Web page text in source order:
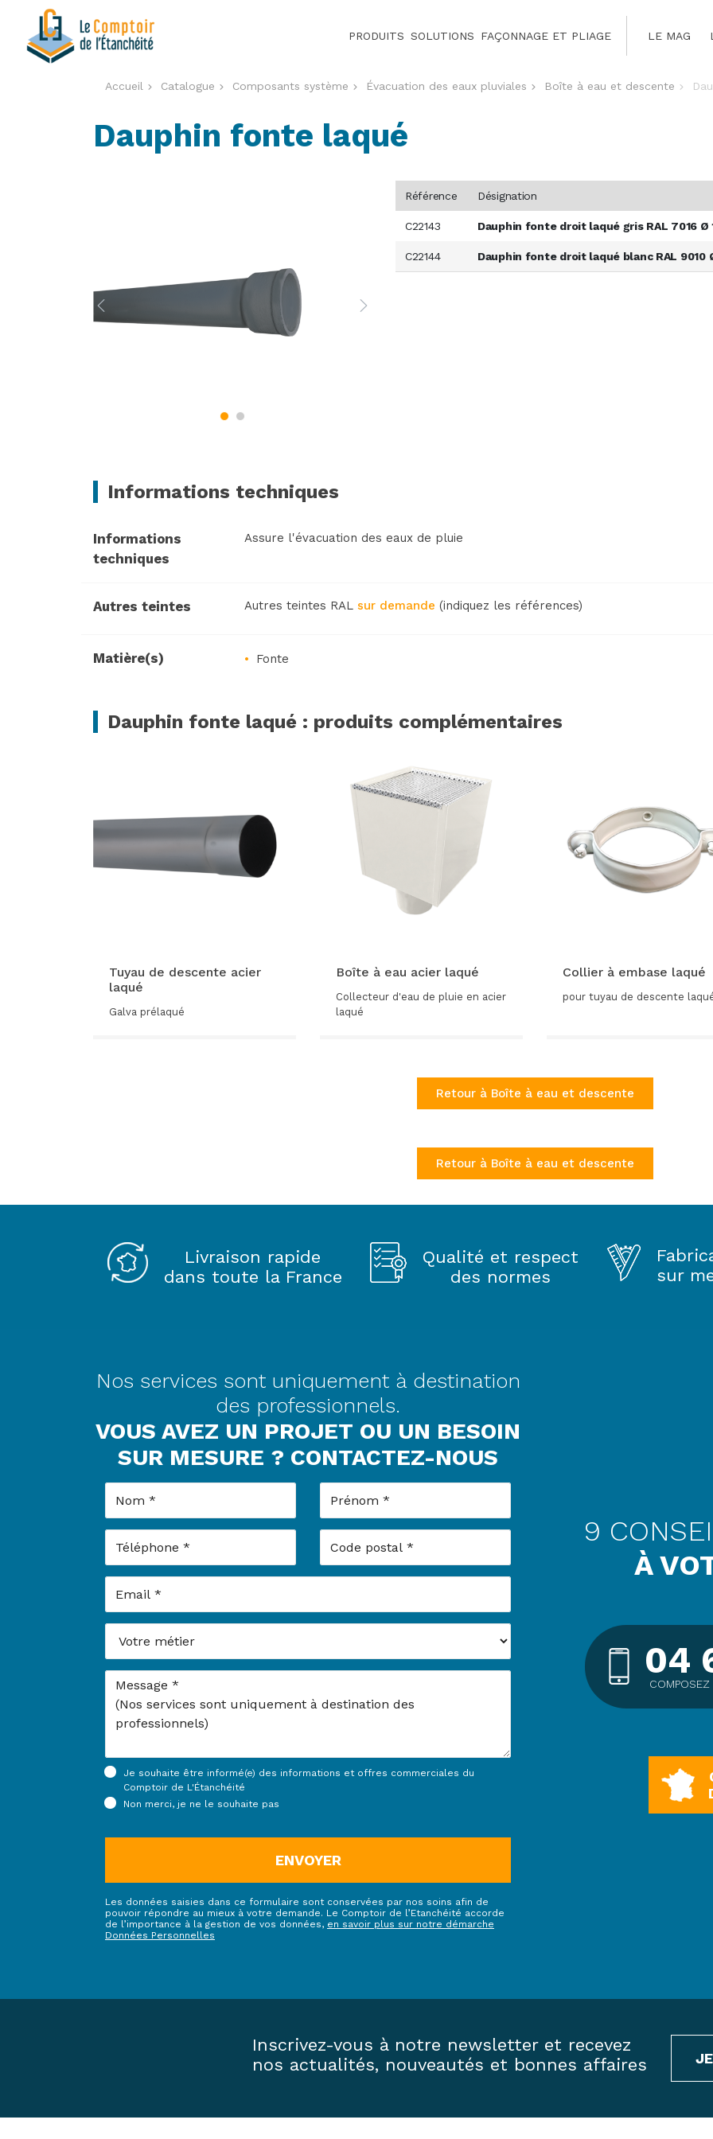
contenu
principal
PRODUITS SOLUTIONS FAÇONNAGE ET PLIAGE LE MAG
Accueil Catalogue Composants système Évacuation des eaux pluviales Boîte à eau et descente
Dauphin fonte laqué
Référence Désignation
C22143 Dauphin fonte droit laqué gris RAL 7016 Ø
C22144 Dauphin fonte droit laqué blanc RAL 9010
Informations techniques
Informations
techniques
Assure l'évacuation des eaux de pluie
Autres teintes Autres teintes RAL sur demande (indiquez les références)
Matière(s) Fonte
Dauphin fonte laqué : produits complémentaires
Tuyau de descente acier
laqué
Galva prélaqué
Boîte à eau acier laqué
Collecteur d'eau de pluie en acier
laqué
Collier à embase laqué
pour tuyau de descente
Retour à Boîte à eau et descente
Retour à Boîte à eau et descente
Livraison rapide
dans toute la France
Qualité et respect
des normes
sur
Nos services sont uniquement à destination
des professionnels.
VOUS AVEZ UN PROJET OU UN BESOIN
SUR MESURE ? CONTACTEZ-NOUS
Message
Je souhaite être informé(e) des informations et offres commerciales du
Comptoir de L'Étanchéité
Non merci, je ne le souhaite pas
ENVOYER
Les données saisies dans ce formulaire sont conservées par nos soins afin de
pouvoir répondre au mieux à votre demande. Le Comptoir de l’Etanchéité accorde
de l’importance à la gestion de vos données, en savoir plus sur notre démarche
Données Personnelles
9
À
04
Inscrivez-vous à notre newsletter et recevez
nos actualités, nouveautés et bonnes affaires